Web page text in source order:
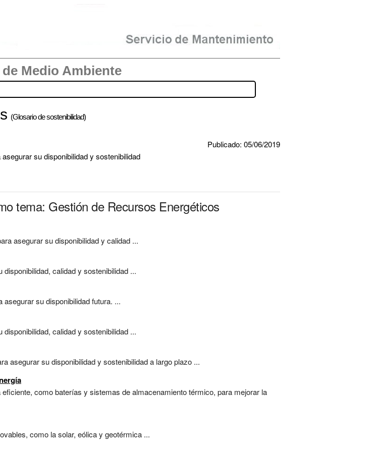
Medio Ambiente
(Glosario de sostenibilidad)
Publicado: 05/06/2019
su disponibilidad y sostenibilidad
tema: Gestión de Recursos Energéticos
asegurar su disponibilidad y calidad ...
calidad y sostenibilidad ...
su disponibilidad futura. ...
calidad y sostenibilidad ...
asegurar su disponibilidad y sostenibilidad a largo plazo ...
como baterías y sistemas de almacenamiento térmico, para mejorar la
como la solar, eólica y geotérmica ...